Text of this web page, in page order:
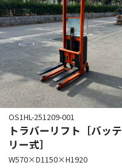
OS1HL-251209-001
トラバーリフト［バッテ
リー式］
W570×D1150×H1920